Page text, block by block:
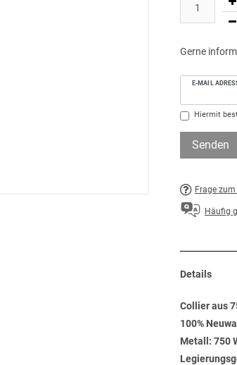
Gerne
E-MAIL
Hiermit
Senden
Frage
Häufig
Details
Collier aus
100%
Metall: 750